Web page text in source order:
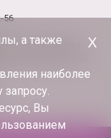
56
- воскресенье
школы: 9.00-17.30,
а также
наиболее
Вы
Х